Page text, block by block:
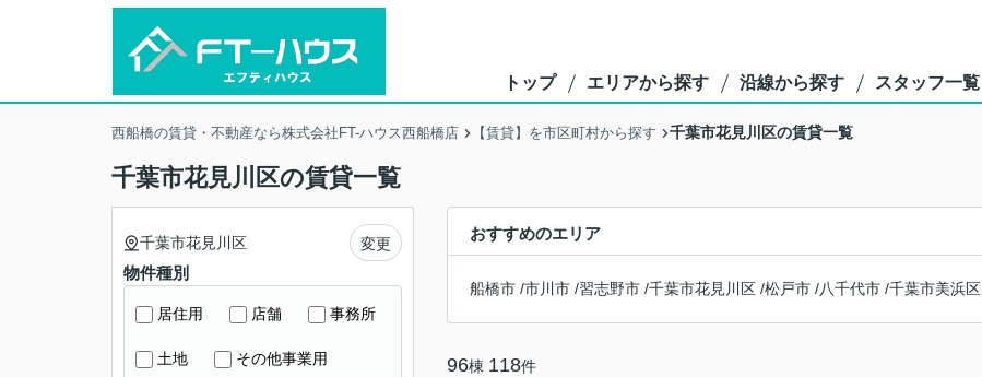
トップ エリアから探す 沿線から探す スタッフ一覧
西船橋の賃貸・不動産なら株式会社FT-ハウス西船橋店 【賃貸】を市区町村から探す 千葉市花見川区の賃貸一覧
千葉市花見川区の賃貸一覧
おすすめのエリア
船橋市 /市川市 /習志野市 /千葉市花見川区 /松戸市 /八千代市 /千葉市美浜区
96棟 118件
千葉市花見川区 変更
物件種別
居住用 店舗 事務所
土地 その他事業用